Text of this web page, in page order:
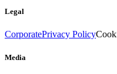
Legal
CorporatePrivacy Policy
Media